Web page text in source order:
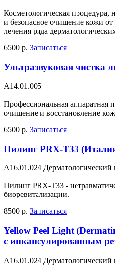
Косметологическая процедура,
и безопасное очищение кожи от
лечения ряда
6500 р. Записаться
Ультразвуковая чистка
А14.01.005
Профессиональная аппаратная
очищение и восстановление
6500 р. Записаться
Пилинг PRX-T33
A16.01.024 Дерматологический
Пилинг PRX-T33 -
биоревитализации.
8500 р. Записаться
Yellow Peel Light
с инкапсулированным
A16.01.024 Дерматологический